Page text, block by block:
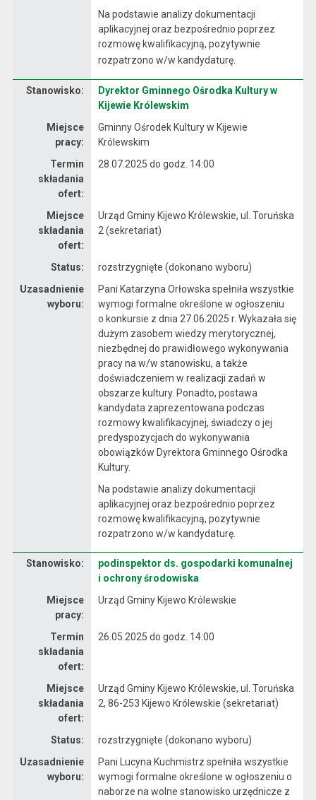
Na podstawie analizy dokumentacji
aplikacyjnej oraz bezpośrednio poprzez
rozmowę kwalifikacyjną, pozytywnie
rozpatrzono w/w kandydaturę.
Stanowisko:
Dyrektor Gminnego Ośrodka Kultury w
Kijewie Królewskim
Miejsce
pracy:
Gminny Ośrodek Kultury w Kijewie
Królewskim
Termin
składania
ofert:
28.07.2025 do godz. 14:00
Miejsce
składania
ofert:
Urząd Gminy Kijewo Królewskie, ul. Toruńska
2 (sekretariat)
Status:
rozstrzygnięte (dokonano wyboru)
Uzasadnienie
wyboru:
Pani Katarzyna Orłowska spełniła wszystkie
wymogi formalne określone w ogłoszeniu
o konkursie z dnia 27.06.2025 r. Wykazała się
dużym zasobem wiedzy merytorycznej,
niezbędnej do prawidłowego wykonywania
pracy na w/w stanowisku, a także
doświadczeniem w realizacji zadań w
obszarze kultury. Ponadto, postawa
kandydata zaprezentowana podczas
rozmowy kwalifikacyjnej, świadczy o jej
predyspozycjach do wykonywania
obowiązków Dyrektora Gminnego Ośrodka
Kultury.
Na podstawie analizy dokumentacji
aplikacyjnej oraz bezpośrednio poprzez
rozmowę kwalifikacyjną, pozytywnie
rozpatrzono w/w kandydaturę.
Stanowisko:
podinspektor ds. gospodarki komunalnej
i ochrony środowiska
Miejsce
pracy:
Urząd Gminy Kijewo Królewskie
Termin
składania
ofert:
26.05.2025 do godz. 14:00
Miejsce
składania
ofert:
Urząd Gminy Kijewo Królewskie, ul. Toruńska
2, 86-253 Kijewo Królewskie (sekretariat)
Status:
rozstrzygnięte (dokonano wyboru)
Uzasadnienie
wyboru:
Pani Lucyna Kuchmistrz spełniła wszystkie
wymogi formalne określone w ogłoszeniu o
naborze na wolne stanowisko urzędnicze z